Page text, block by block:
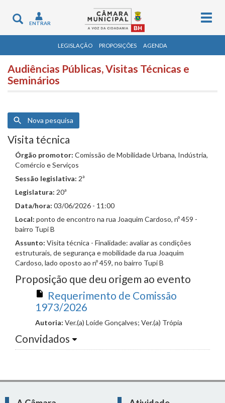
Toggle
navigation
ENTRAR
LEGISLAÇÃO PROPOSIÇÕES AGENDA
Audiências Públicas, Visitas Técnicas e
Seminários
Nova pesquisa
Visita técnica
Órgão promotor: Comissão de Mobilidade Urbana, Indústria,
Comércio e Serviços
Sessão legislativa: 2ª
Legislatura: 20ª
Data/hora: 03/06/2026 - 11:00
Local: ponto de encontro na rua Joaquim Cardoso, nº 459 -
bairro Tupi B
Assunto: Visita técnica - Finalidade: avaliar as condições
estruturais, de segurança e mobilidade da rua Joaquim
Cardoso, lado oposto ao nº 459, no bairro Tupi B
Proposição que deu origem ao evento
Requerimento de Comissão
1973/2026
Autoria: Ver.(a) Loíde Gonçalves; Ver.(a) Trópia
Convidados